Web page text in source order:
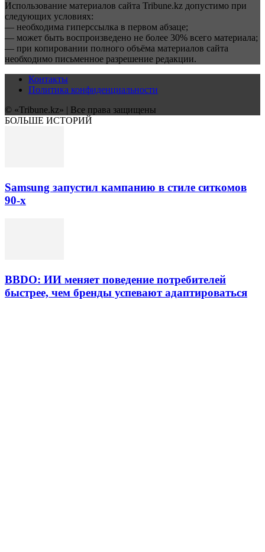
Использование материалов сайта Tribune.kz допустимо при
следующих условиях:
— необходима гиперссылка в первом абзаце;
— может быть воспроизведено не более 30% всего материала;
— при копировании полного объёма материалов сайта
необходимо письменное разрешение редакции.
Контакты
Политика конфиденциальности
© «Tribune.kz» | Все права защищены
БОЛЬШЕ ИСТОРИЙ
Samsung запустил кампанию в стиле ситкомов
90-х
BBDO: ИИ меняет поведение потребителей
быстрее, чем бренды успевают адаптироваться